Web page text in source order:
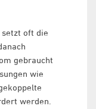
setzt oft die
gebraucht
wie
werden.